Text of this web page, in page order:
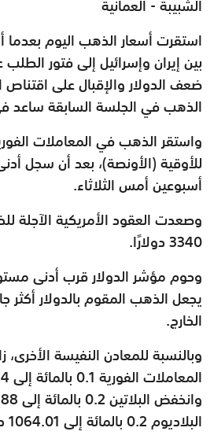
استقرت أسعار الذهب اليوم بعدما
بين إيران وإسرائيل إلى فتور
ضعف الدولار والإقبال على
الذهب في الجلسة السابقة ساعد
للأوقية (الأونصة)، بعد أن سجل
أسبوعين أمس الثلاثاء.
3340 دولارًا.
وحوم مؤشر الدولار قرب أدنى
يجعل الذهب المقوم بالدولار أكثر
الخارج.
وبالنسبة للمعادن النفيسة
البلاديوم 0.2 بالمائة إلى 1064.01 دولار.